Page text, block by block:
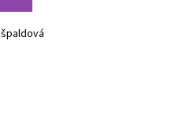
špaldová